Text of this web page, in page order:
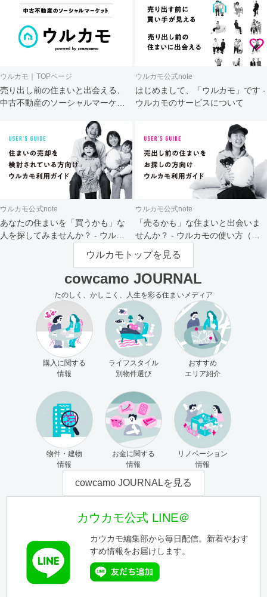
ウルカモ｜TOPページ
売り出し前の住まいと出会える、
中古不動産のソーシャルマーケッ
ウルカモ公式note
はじめまして、「ウルカモ」です -
ウルカモのサービスについて
ウルカモ公式note
あなたの住まいを「買うかも」な
人を探してみませんか？ - ウルカ
ウルカモ公式note
「売るかも」な住まいと出会いま
せんか？ - ウルカモの使い方（買
主さま向け）
ウルカモトップを見る
cowcamo JOURNAL
たのしく、かしこく、人生を彩る住まいメディア
購入に関する
情報
ライフスタイル
別物件選び
おすすめ
エリア紹介
物件・建物
情報
お金に関する
情報
リノベーション
情報
cowcamo JOURNALを見る
カウカモ公式 LINE＠
カウカモ編集部から毎日配信。新着やおす
すめ情報をお届けします。